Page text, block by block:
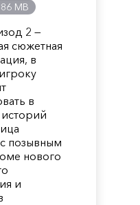
MB
2 —
сюжетная
в
в
позывным
нового
и